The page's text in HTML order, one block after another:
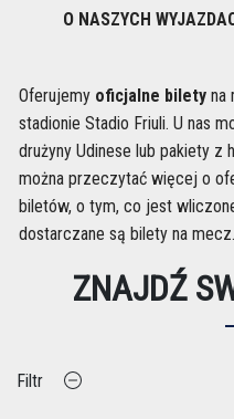
O NASZYCH
Oferujemy oficjalne biletyna
stadionie Stadio Friuli. U nas
drużyny Udinese lub pakiety z
można przeczytać więcej o
biletów, o tym, co jest
dostarczane są bilety na mecz.